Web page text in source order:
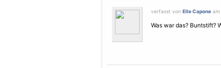
verfasst von Elle Capone am
Was war das? Buntstift?